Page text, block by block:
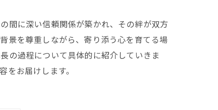
間に深い信頼関係が築かれ、その絆が双方
景を尊重しながら、寄り添う心を育てる場
の過程について具体的に紹介していきま
をお届けします。